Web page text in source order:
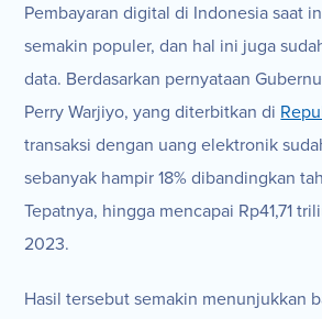
Pembayaran digital di Indonesia saat
semakin populer, dan hal ini juga
data. Berdasarkan pernyataan
Perry Warjiyo, yang diterbitkan di
transaksi dengan uang elektronik
sebanyak hampir 18% dibandingkan
Tepatnya, hingga mencapai Rp41,71
2023.
Hasil tersebut semakin menunjukkan